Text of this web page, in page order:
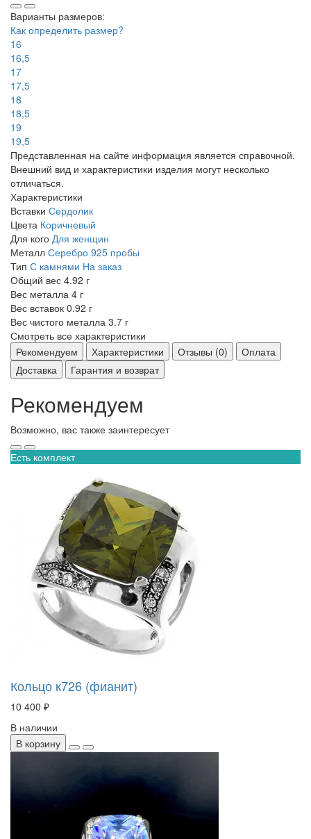
Варианты размеров:
Как определить размер?
16
16,5
17
17,5
18
18,5
19
19,5
Представленная на сайте информация является справочной.
Внешний вид и характеристики изделия могут несколько
отличаться.
Характеристики
Вставки Сердолик
Цвета Коричневый
Для кого Для женщин
Металл Серебро 925 пробы
Тип С камнями На заказ
Общий вес 4.92 г
Вес металла 4 г
Вес вставок 0.92 г
Вес чистого металла 3.7 г
Смотреть все характеристики
Рекомендуем
Характеристики Отзывы (0)
Оплата
Доставка
Гарантия и возврат
Рекомендуем
Возможно, вас также заинтересует
Есть комплект
Кольцо к726 (фианит)
10 400 ₽
В наличии
В корзину